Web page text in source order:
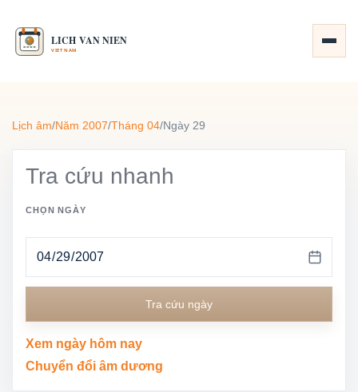
Lịch âm/Năm 2007/Tháng 04/Ngày 29
Tra cứu nhanh
CHỌN NGÀY
Tra cứu ngày
Xem ngày hôm nay
Chuyển đổi âm dương